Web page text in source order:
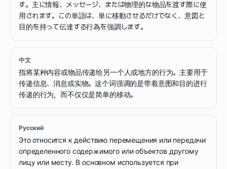
す。主に情報、メッセージ、または物理的な物品を渡す際に使
用されます。この単語は、単に移動させるだけでなく、意図と
目的を持って伝達する行為を強調します。
中文
指将某种内容或物品传递给另一个人或地方的行为。主要用于
传递信息、消息或实物。这个词强调的是带着意图和目的进行
传递的行为，而不仅仅是简单的移动。
Русский
Это относится к действию перемещения или передачи
определенного содержимого или объектов другому
лицу или месту. В основном используется при